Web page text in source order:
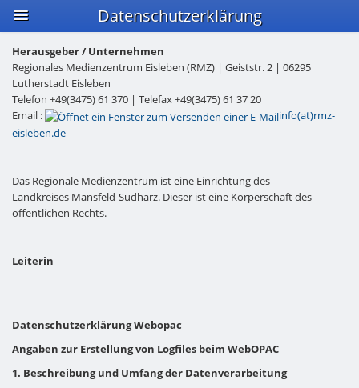
Datenschutzerklärung
Herausgeber / Unternehmen
Regionales Medienzentrum Eisleben (RMZ) | Geiststr. 2 | 06295
Lutherstadt Eisleben
Telefon +49(3475) 61 370 | Telefax +49(3475) 61 37 20
Email :
info(at)rmz-
eisleben.de
Das Regionale Medienzentrum ist eine Einrichtung des
Landkreises Mansfeld-Südharz. Dieser ist eine Körperschaft des
öffentlichen Rechts.
Leiterin
Datenschutzerklärung Webopac
Angaben zur Erstellung von Logfiles beim WebOPAC
1. Beschreibung und Umfang der Datenverarbeitung